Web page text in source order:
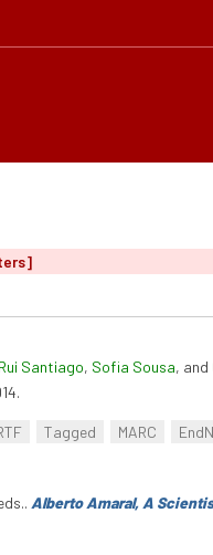
Rui Santiago, Sofia Sousa, and
Tagged MARC
. Alberto Amaral, A